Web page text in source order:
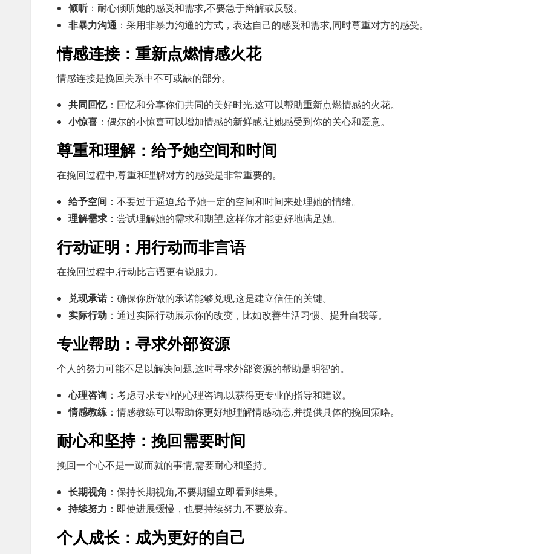
倾听：耐心倾听她的感受和需求,不要急于辩解或反驳。
非暴力沟通 ：采用非暴力沟通的方式，表达自己的感受和需求,同时尊重对方的感受。
情感连接：重新点燃情感火花
情感连接是挽回关系中不可或缺的部分。
共同回忆：回忆和分享你们共同的美好时光,这可以帮助重新点燃情感的火花。
小惊喜 ：偶尔的小惊喜可以增加情感的新鲜感,让她感受到你的关心和爱意。
尊重和理解：给予她空间和时间
在挽回过程中,尊重和理解对方的感受是非常重要的。
给予空间 ：不要过于逼迫,给予她一定的空间和时间来处理她的情绪。
理解需求 ：尝试理解她的需求和期望,这样你才能更好地满足她。
行动证明：用行动而非言语
在挽回过程中,行动比言语更有说服力。
兑现承诺 ：确保你所做的承诺能够兑现,这是建立信任的关键。
实际行动 ：通过实际行动展示你的改变，比如改善生活习惯、提升自我等。
专业帮助：寻求外部资源
个人的努力可能不足以解决问题,这时寻求外部资源的帮助是明智的。
心理咨询 ：考虑寻求专业的心理咨询,以获得更专业的指导和建议。
情感教练 ：情感教练可以帮助你更好地理解情感动态,并提供具体的挽回策略。
耐心和坚持：挽回需要时间
挽回一个心不是一蹴而就的事情,需要耐心和坚持。
长期视角 ：保持长期视角,不要期望立即看到结果。
持续努力 ：即使进展缓慢，也要持续努力,不要放弃。
个人成长：成为更好的自己